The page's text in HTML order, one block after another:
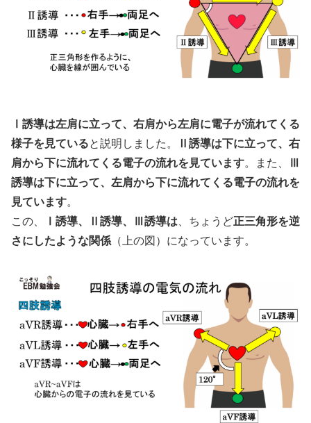
Ⅰ誘導は左肩に立って、右肩から左肩に電子が流れてくる
様子を見ていると説明しました。
Ⅱ誘導は下に立って、右
肩から下に流れてくる電子の流れを見ています。また、
誘導は下に立って、左肩から下に流れてくる電子の流れを
見ています。
この、
Ⅰ誘導、Ⅱ誘導、Ⅲ誘導は 、ちょうど正三角形を逆
さにしたような関係 （上の図）になっています。